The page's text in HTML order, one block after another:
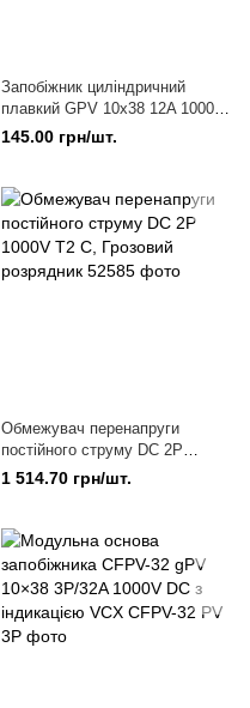
Запобіжник циліндричний
плавкий GPV 10x38 12A 1000V
DC VCX для сонячних панелей
145.00 грн/шт.
Обмежувач перенапруги
постійного струму DC 2P
1000V T2 C, Грозовий
1 514.70 грн/шт.